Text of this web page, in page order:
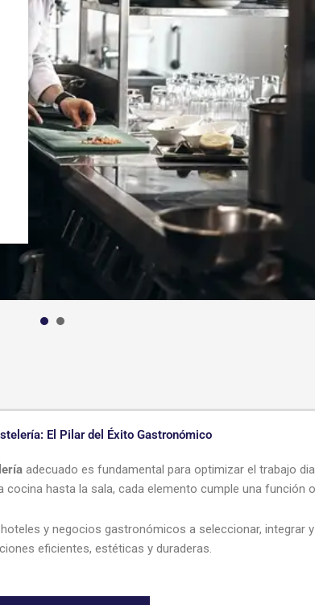
El Pilar del Éxito Gastronómico
adecuado es fundamental para optimizar el trabajo
hasta la sala, cada elemento cumple una función
y negocios gastronómicos a seleccionar, integrar
eficientes, estéticas y duraderas.